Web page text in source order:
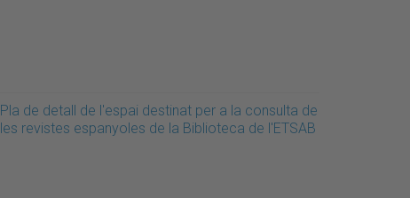
Pla de detall de l'espai destinat per a la consulta de
les revistes espanyoles de la Biblioteca de l'ETSAB